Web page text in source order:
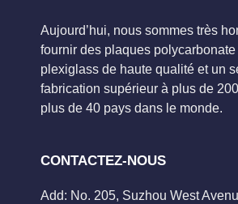
Aujourd’hui, nous sommes très
fournir des plaques polycarbonate
plexiglass de haute qualité et un
fabrication supérieur à plus de
plus de 40 pays dans le monde.
CONTACTEZ-NOUS
Add: No. 205, Suzhou West